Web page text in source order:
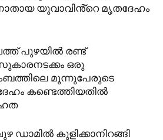
യുവാവിൻ്റെ മൃതദേഹം
പുഴയില്‍ രണ്ട്
ഒരു
മൂന്നുപേരുടെ
കണ്ടെത്തിയതില്‍
ഡാമിൽ കുളിക്കാനിറങ്ങി